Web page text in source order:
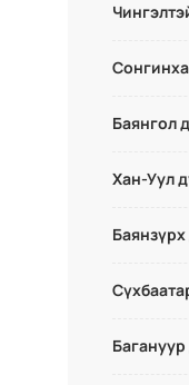
Баянгол
Хан-Уул